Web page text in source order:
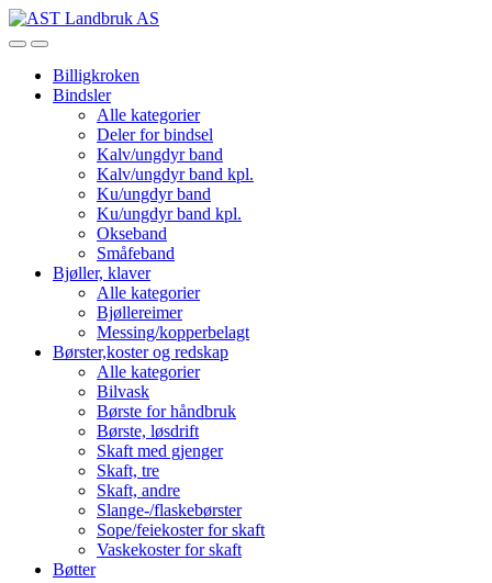
Skip
to
Skip
to
OpenClose
Billigkroken
Bindsler
Alle kategorier
Deler for bindsel
Kalv/ungdyr band
Kalv/ungdyr band kpl.
Ku/ungdyr band
Ku/ungdyr band kpl.
Okseband
Småfeband
Bjøller, klaver
Alle kategorier
Bjøllereimer
Messing/kopperbelagt
Børster,koster og redskap
Alle kategorier
Bilvask
Børste for håndbruk
Børste, løsdrift
Skaft med gjenger
Skaft, tre
Skaft, andre
Slange-/flaskebørster
Sope/feiekoster for skaft
Vaskekoster for skaft
Bøtter